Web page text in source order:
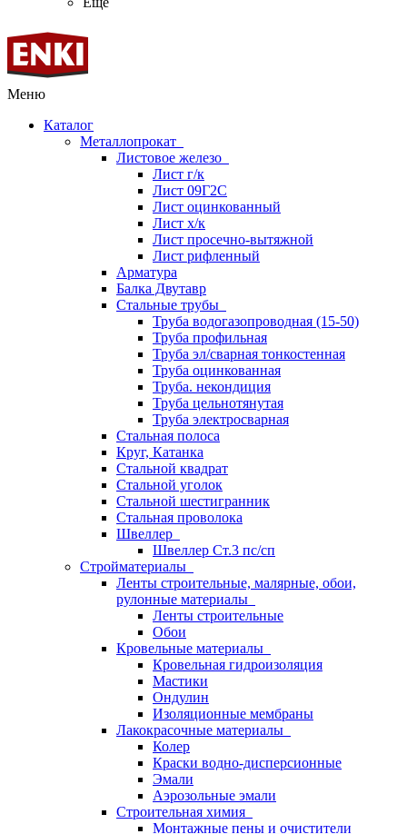
Меню
Каталог
Металлопрокат
Листовое железо
Лист г/к
Лист 09Г2С
Лист оцинкованный
Лист х/к
Лист просечно-вытяжной
Лист рифленный
Арматура
Балка Двутавр
Стальные трубы
Труба водогазопроводная (15-50)
Труба профильная
Труба эл/сварная тонкостенная
Труба оцинкованная
Труба. некондиция
Труба цельнотянутая
Труба электросварная
Стальная полоса
Круг, Катанка
Стальной квадрат
Стальной уголок
Стальной шестигранник
Стальная проволока
Швеллер
Швеллер Ст.3 пс/сп
Стройматериалы
Ленты строительные, малярные, обои,
рулонные материалы
Ленты строительные
Обои
Кровельные материалы
Кровельная гидроизоляция
Мастики
Ондулин
Изоляционные мембраны
Лакокрасочные материалы
Колер
Краски водно-дисперсионные
Эмали
Аэрозольные эмали
Строительная химия
Монтажные пены и очистители